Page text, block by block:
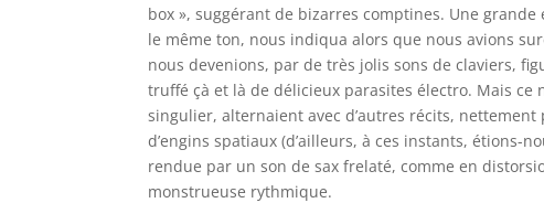
box », suggérant de bizarres comptines. Une
le même ton, nous indiqua alors que nous avions
nous devenions, par de très jolis sons de claviers,
truffé çà et là de délicieux parasites électro. Mais ce
singulier, alternaient avec d’autres récits,
d’engins spatiaux (d’ailleurs, à ces instants, étions-
rendue par un son de sax frelaté, comme en
monstrueuse rythmique.